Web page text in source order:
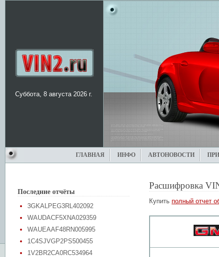
Суббота, 8 августа 2026 г.
ГЛАВНАЯ ИНФО АВТОНОВОСТИ
Последние отчёты
3GKALPEG3RL402092
WAUDACF5XNA029359
WAUEAAF48RN005995
1C4SJVGP2PS500455
1V2BR2CA0RC534964
Расшифровка
Купить полный отчет